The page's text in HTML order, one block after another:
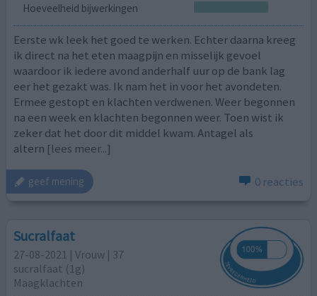
Hoeveelheid bijwerkingen
Eerste wk leek het goed te werken. Echter daarna kreeg
ik direct na het eten maagpijn en misselijk gevoel
waardoor ik iedere avond anderhalf uur op de bank lag
eer het gezakt was. Ik nam het in voor het avondeten.
Ermee gestopt en klachten verdwenen. Weer begonnen
na een week en klachten begonnen weer. Toen wist ik
zeker dat het door dit middel kwam. Antagel als
altern [lees meer...]
geef mening 0 reacties
Sucralfaat
27-08-2021 | Vrouw | 37
sucralfaat (1g)
Maagklachten